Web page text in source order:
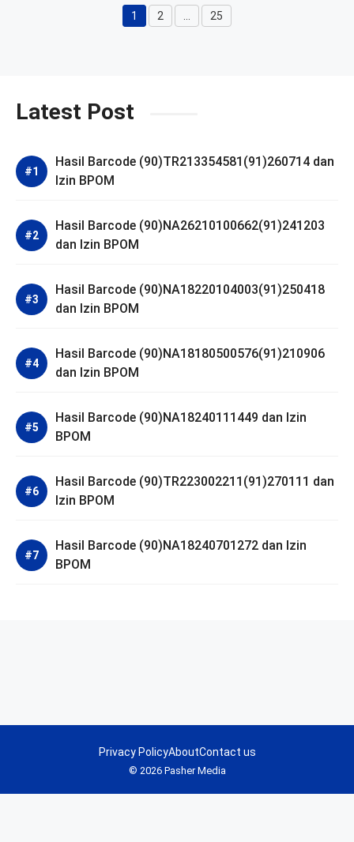
Halaman
1 Halaman
2 … Halaman
25
Latest Post
Hasil Barcode (90)TR213354581(91)260714 dan
Izin BPOM
Hasil Barcode (90)NA26210100662(91)241203
dan Izin BPOM
Hasil Barcode (90)NA18220104003(91)250418
dan Izin BPOM
Hasil Barcode (90)NA18180500576(91)210906
dan Izin BPOM
Hasil Barcode (90)NA18240111449 dan Izin
BPOM
Hasil Barcode (90)TR223002211(91)270111 dan
Izin BPOM
Hasil Barcode (90)NA18240701272 dan Izin
BPOM
© 2026 Pasher Media
Privacy PolicyAboutContact us